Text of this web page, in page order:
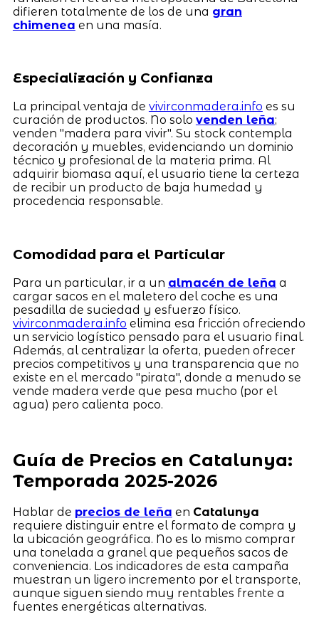
difieren totalmente de los de una gran
chimenea en una masía.
Especialización y Confianza
La principal ventaja de vivirconmadera.info es su
curación de productos. No solo venden leña;
venden "madera para vivir". Su stock contempla
decoración y muebles, evidenciando un dominio
técnico y profesional de la materia prima. Al
adquirir biomasa aquí, el usuario tiene la certeza
de recibir un producto de baja humedad y
procedencia responsable.
Comodidad para el Particular
Para un particular, ir a un almacén de leña a
cargar sacos en el maletero del coche es una
pesadilla de suciedad y esfuerzo físico.
vivirconmadera.info elimina esa fricción ofreciendo
un servicio logístico pensado para el usuario final.
Además, al centralizar la oferta, pueden ofrecer
precios competitivos y una transparencia que no
existe en el mercado "pirata", donde a menudo se
vende madera verde que pesa mucho (por el
agua) pero calienta poco.
Guía de Precios en Catalunya:
Temporada 2025-2026
Hablar de precios de leña en Catalunya
requiere distinguir entre el formato de compra y
la ubicación geográfica. No es lo mismo comprar
una tonelada a granel que pequeños sacos de
conveniencia. Los indicadores de esta campaña
muestran un ligero incremento por el transporte,
aunque siguen siendo muy rentables frente a
fuentes energéticas alternativas.